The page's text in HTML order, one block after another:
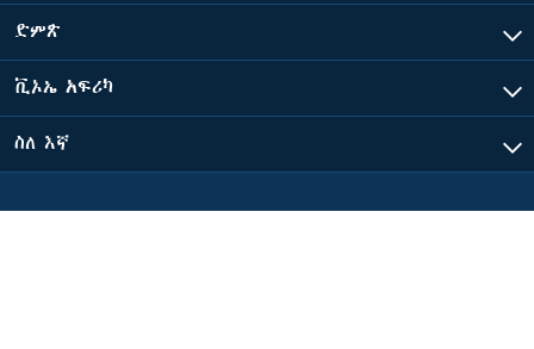
ቋንቋዎች
ድምጽ
ቪኦኤ አፍሪካ
ስለ እኛ